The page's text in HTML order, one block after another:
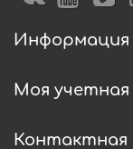
Информация
Моя учетная
Контактная